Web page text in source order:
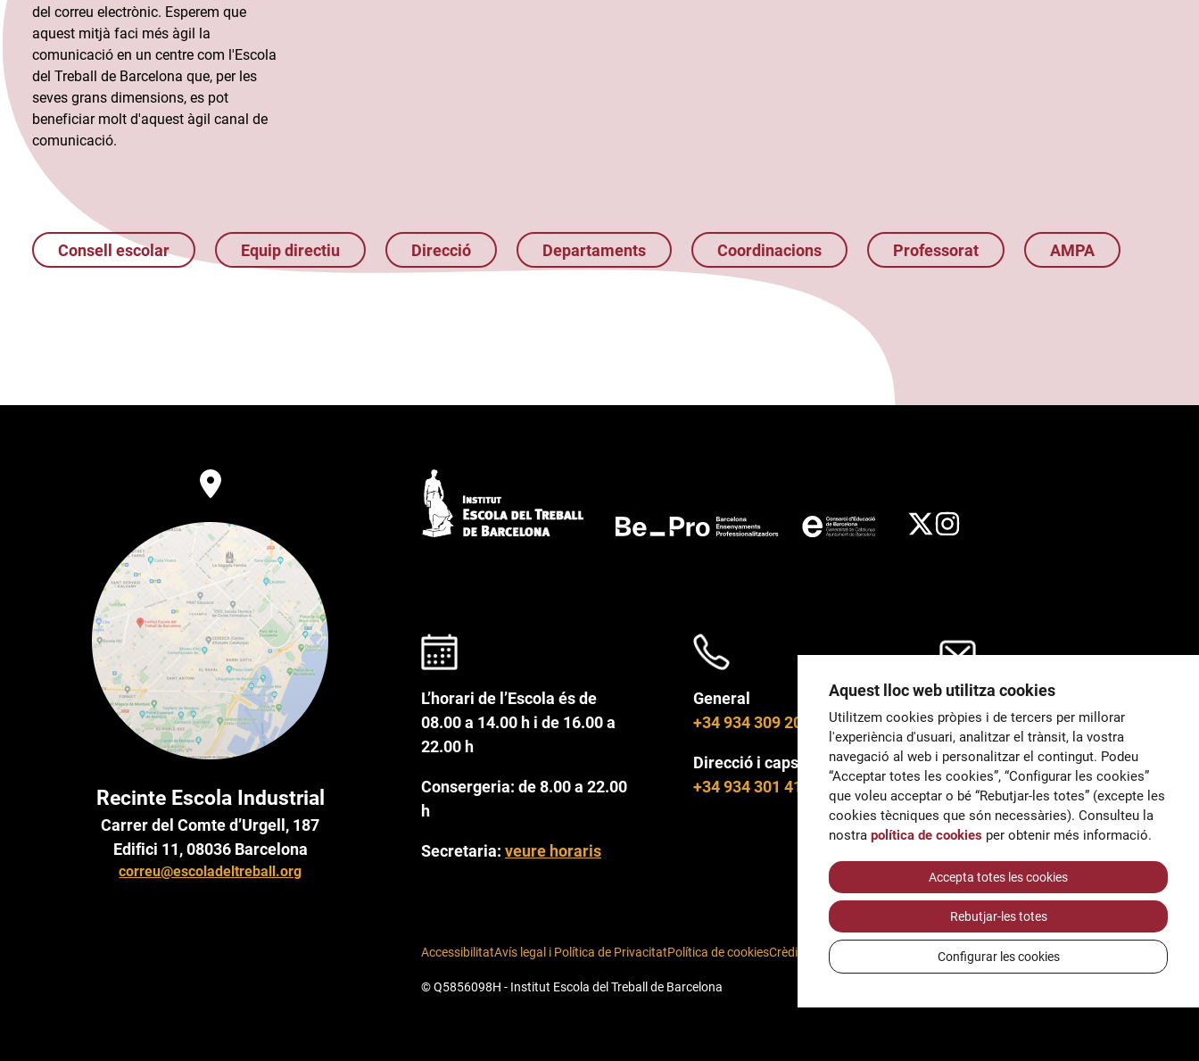
del correu electrònic. Esperem que
aquest mitjà faci més àgil la
comunicació en un centre com l'Escola
del Treball de Barcelona que, per les
seves grans dimensions, es pot
beneficiar molt d'aquest àgil canal de
comunicació.​
Consell escolar Equip directiu Direcció Departaments Coordinacions Professorat AMPA
Recinte Escola Industrial
Carrer del Comte d’Urgell, 187
Edifici 11, 08036 Barcelona
correu@escoladeltreball.org
L’horari de l’Escola és de
08.00 a 14.00 h i de 16.00 a
22.00 h
Consergeria: de 8.00 a 22.00
h
Secretaria: veure horaris
General
+34 934 309 200
Direcció i caps d’estudis
+34 934 301 415
General
correu@escoladeltreball.org
Informació
informacio@escoladeltreball.o
rg
AccessibilitatAvís legal i Política de PrivacitatPolítica de cookiesCrèdits
© Q5856098H - Institut Escola del Treball de Barcelona
Aquest lloc web utilitza cookies
Utilitzem cookies pròpies i de tercers per millorar
l'experiència d'usuari, analitzar el trànsit, la vostra
navegació al web i personalitzar el contingut. Podeu
“Acceptar totes les cookies”, “Configurar les cookies”
que voleu acceptar o bé “Rebutjar-les totes” (excepte les
cookies tècniques que són necessàries). Consulteu la
nostra política de cookies per obtenir més informació.
Accepta totes les cookies
Rebutjar-les totes
Configurar les cookies